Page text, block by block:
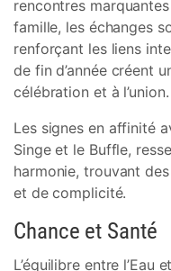
rencontres
famille, les échanges
renforçant les liens
de fin d’année créent
célébration et à l’union.
Les signes en affinité
Singe et le Buffle,
harmonie, trouvant
et de complicité.
Chance et Santé
L’équilibre entre